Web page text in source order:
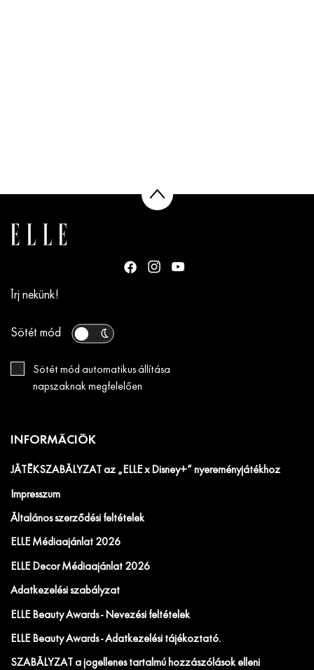
Írj nekünk!
Sötét mód
Sötét mód automatikus állítása
napszaknak megfelelően
INFORMÁCIÓK
JÁTÉKSZABÁLYZAT az „ELLE x Disney+” nyereményjátékhoz
Impresszum
Általános szerződési feltételek
ELLE Médiaajánlat 2026
ELLE Decor Médiaajánlat 2026
Adatkezelési szabályzat
ELLE Beauty Awards - Nevezési feltételek
ELLE Beauty Awards - Adatkezelési tájékoztató.
SZABÁLYZAT a jogellenes tartalmú hozzászólások elleni